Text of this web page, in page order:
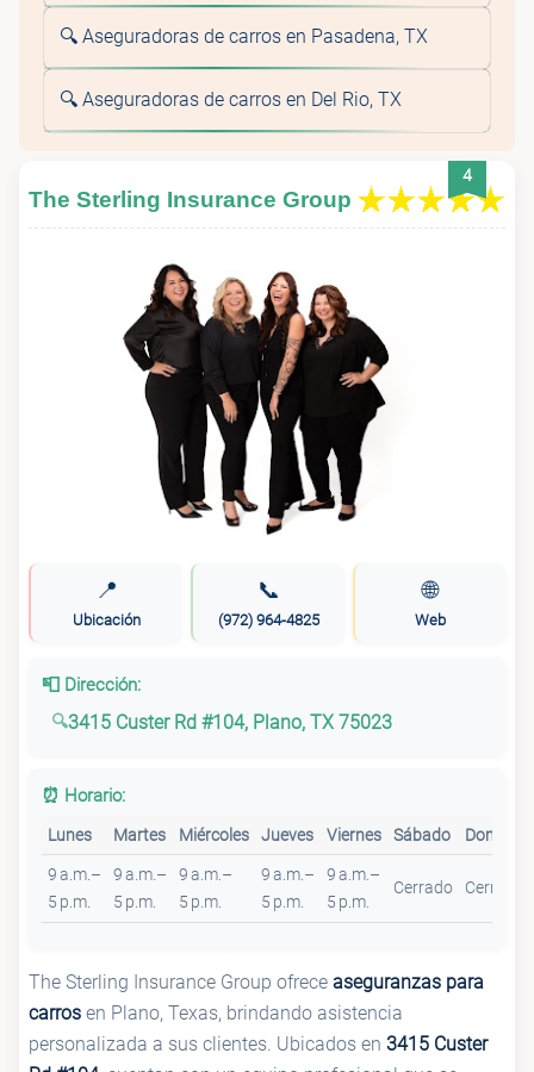
🔍 Aseguradoras de carros en Pasadena, TX
🔍 Aseguradoras de carros en Del Rio, TX
4
The Sterling Insurance Group
📍
Ubicación
📞
(972) 964-4825
🌐
Web
📮 Dirección:
3415 Custer Rd #104, Plano, TX 75023
⏰ Horario:
Lunes Martes Miércoles Jueves Viernes Sábado Domingo
9 a.m.–
5 p.m.
9 a.m.–
5 p.m.
9 a.m.–
5 p.m.
9 a.m.–
5 p.m.
9 a.m.–
5 p.m.
Cerrado Cerrado
The Sterling Insurance Group ofrece aseguranzas para
carros en Plano, Texas, brindando asistencia
personalizada a sus clientes. Ubicados en 3415 Custer